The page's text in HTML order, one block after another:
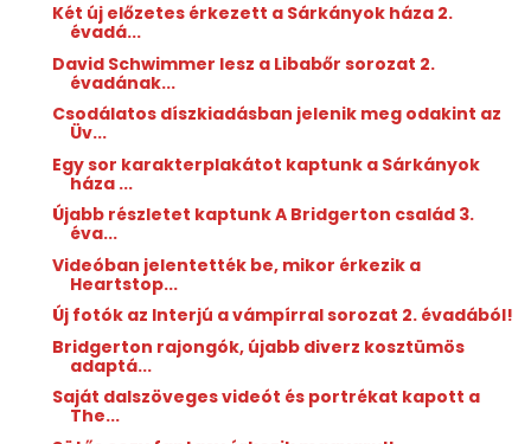
Két új előzetes érkezett a Sárkányok háza 2.
évadá...
David Schwimmer lesz a Libabőr sorozat 2.
évadának...
Csodálatos díszkiadásban jelenik meg odakint az
Üv...
Egy sor karakterplakátot kaptunk a Sárkányok
háza ...
Újabb részletet kaptunk A Bridgerton család 3.
éva...
Videóban jelentették be, mikor érkezik a
Heartstop...
Új fotók az Interjú a vámpírral sorozat 2. évadából!
Bridgerton rajongók, újabb diverz kosztümös
adaptá...
Saját dalszöveges videót és portrékat kapott a
The...